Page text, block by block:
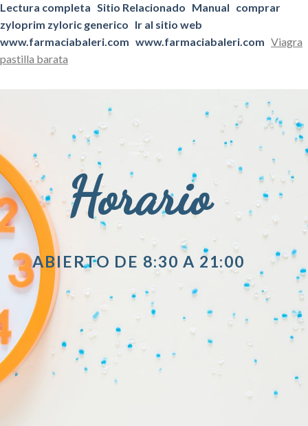
Lectura completa Sitio Relacionado Manual comprar
zyloprim zyloric generico Ir al sitio web
www.farmaciabaleri.com www.farmaciabaleri.com Viagra
pastilla barata
Horario
ABIERTO DE 8:30 A 21:00